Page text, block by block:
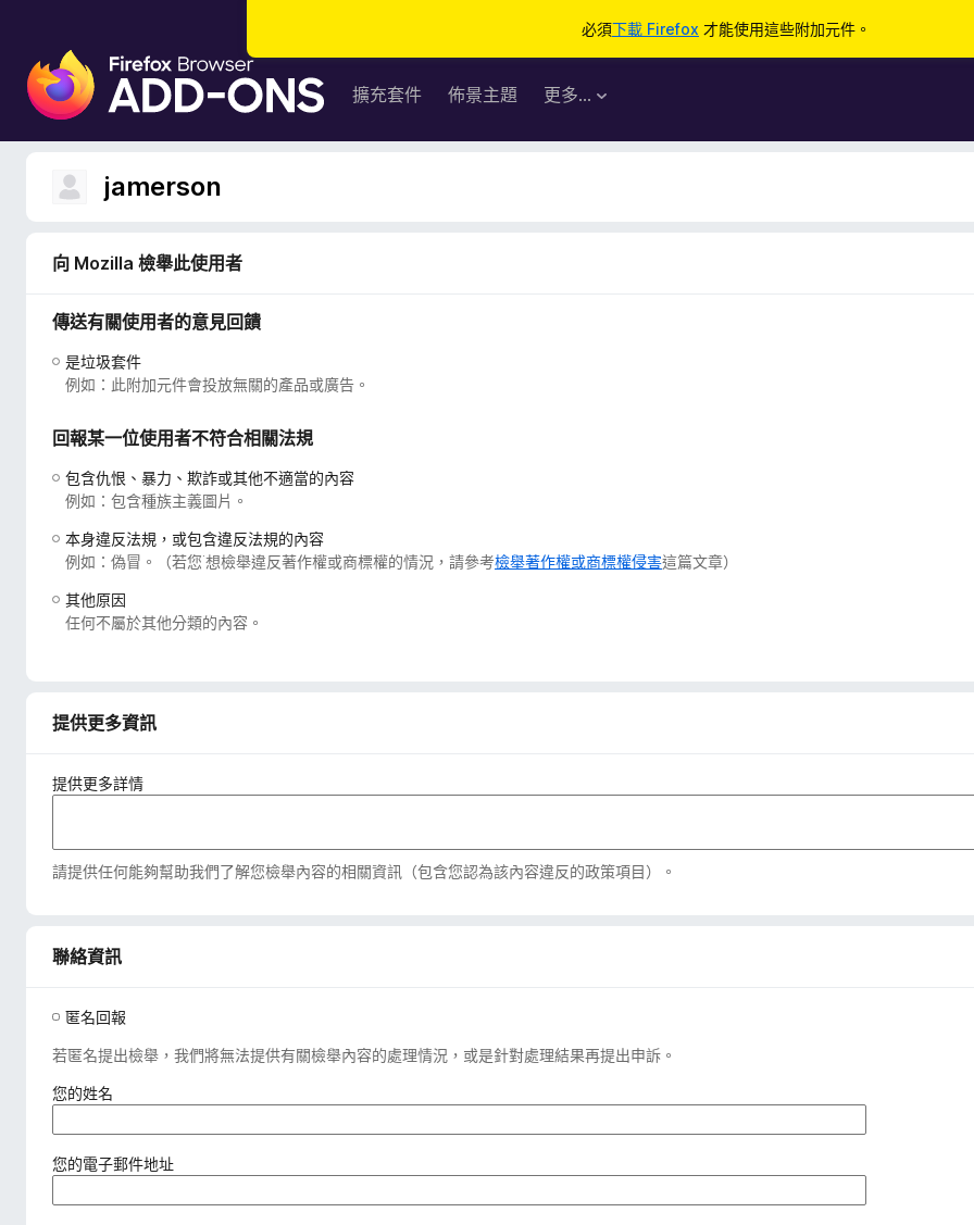
必須下載 Firefox 才能使用這些附加元件。
F
i
e
擴充套件 佈景主題 更多…
jamerson
向 Mozilla 檢舉此使用者
傳送有關使用者的意見回饋
是垃圾套件
例如：此附加元件會投放無關的產品或廣告。
回報某一位使用者不符合相關法規
包含仇恨、暴力、欺詐或其他不適當的內容
例如：包含種族主義圖片。
本身違反法規，或包含違反法規的內容
例如：偽冒。（若您˙想檢舉違反著作權或商標權的情況，請參考檢舉著作權或商標權侵害這篇文章）
其他原因
任何不屬於其他分類的內容。
提供更多資訊
提供更多詳情
請提供任何能夠幫助我們了解您檢舉內容的相關資訊（包含您認為該內容違反的政策項目）。
聯絡資訊
匿名回報
若匿名提出檢舉，我們將無法提供有關檢舉內容的處理情況，或是針對處理結果再提出申訴。
您的姓名
填
）
您的電子郵件地址（
填